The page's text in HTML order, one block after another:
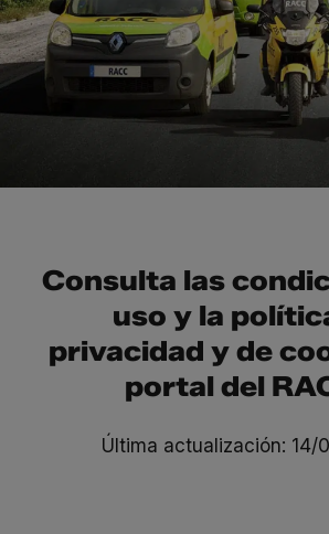
Consulta las
uso y la
privacidad y de
portal del
Última actualización: 14/